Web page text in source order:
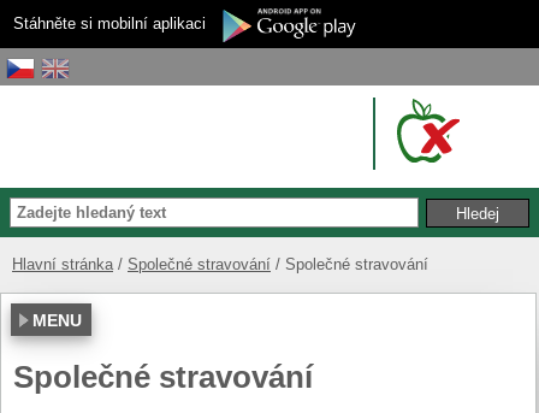
Stáhněte si mobilní aplikaci
Hlavní stránka Společné stravování Společné stravování
MENU
Společné stravování